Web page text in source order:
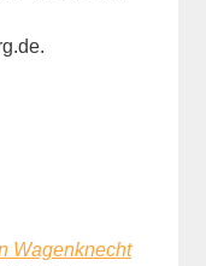
Wagenknecht